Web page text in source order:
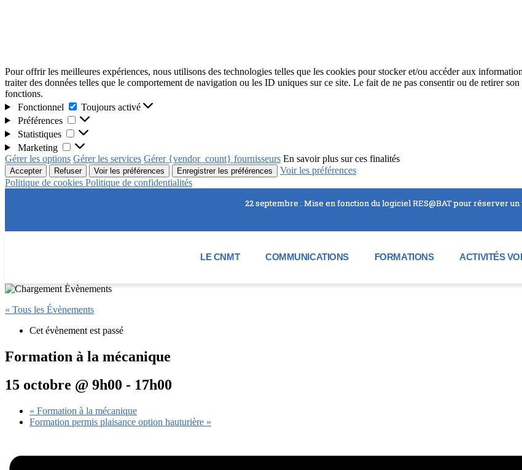
Pour offrir les meilleures expériences, nous utilisons des technologies telles que les cookies pour stocker et/ou accéder aux
traiter des données telles que le comportement de navigation ou les ID uniques sur ce site. Le fait de ne pas consentir ou de retirer
fonctions.
Fonctionnel
Toujours activé
Préférences
Statistiques
Marketing
Gérer les options Gérer les services Gérer {vendor_count} fournisseurs En savoir plus sur ces finalités
Accepter Refuser Voir les préférences Enregistrer les préférences
Voir les préférences
Politique de cookies Politique de confidentialités
22 septembre : Mise en fonction du logiciel RES@BAT pour réserver un
22 septembre : Mise en fonction du logiciel RES@BAT pour réserver un
LE CNMT COMMUNICATIONS FORMATIONS ACTIVITÉS
« Tous les Évènements
Cet évènement est passé
Formation à la mécanique
15 octobre @ 9h00 - 17h00
« Formation à la mécanique
Formation permis plaisance option hauturière »